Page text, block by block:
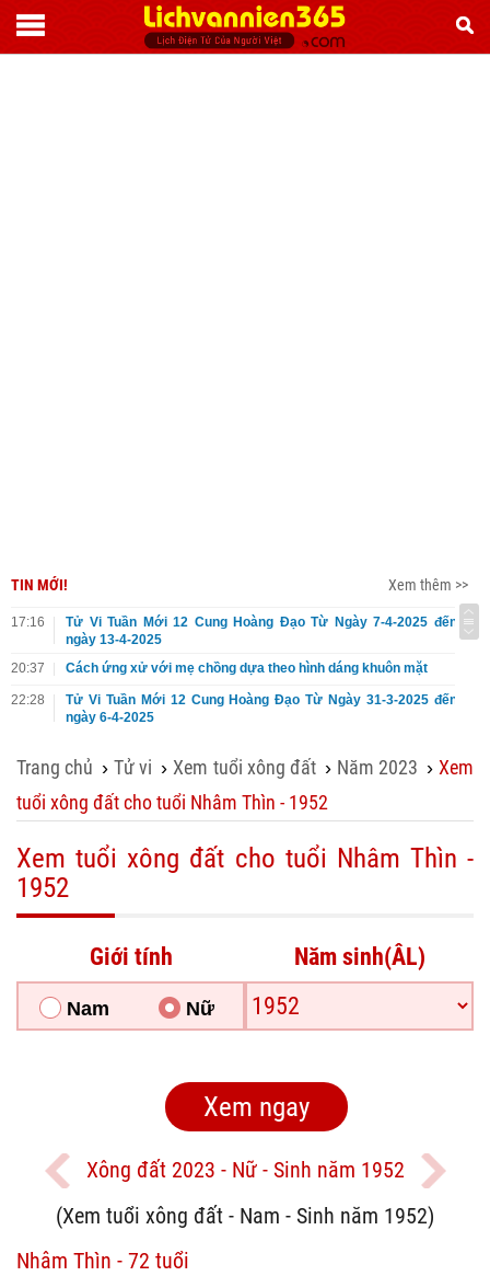
TIN MỚI! Xem thêm >>
17:16
Tử Vi Tuần Mới 12 Cung Hoàng Đạo Từ Ngày 7-4-2025 đến
ngày 13-4-2025
20:37
Cách ứng xử với mẹ chồng dựa theo hình dáng khuôn mặt
22:28
Tử Vi Tuần Mới 12 Cung Hoàng Đạo Từ Ngày 31-3-2025 đến
ngày 6-4-2025
Trang chủ ›Tử vi ›Xem tuổi xông đất › Năm 2023 ›Xem
tuổi xông đất cho tuổi Nhâm Thìn - 1952
Xem tuổi xông đất cho tuổi Nhâm Thìn -
1952
Giới tính
Nam Nữ
Năm sinh(ÂL)
Xông đất 2023 - Nữ - Sinh năm 1952
(Xem tuổi xông đất - Nam - Sinh năm 1952)
Nhâm Thìn - 72 tuổi